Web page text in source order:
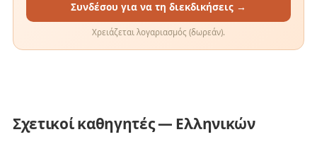
Συνδέσου για να τη διεκδικήσεις →
Χρειάζεται λογαριασμός (δωρεάν).
Σχετικοί καθηγητές — Ελληνικών